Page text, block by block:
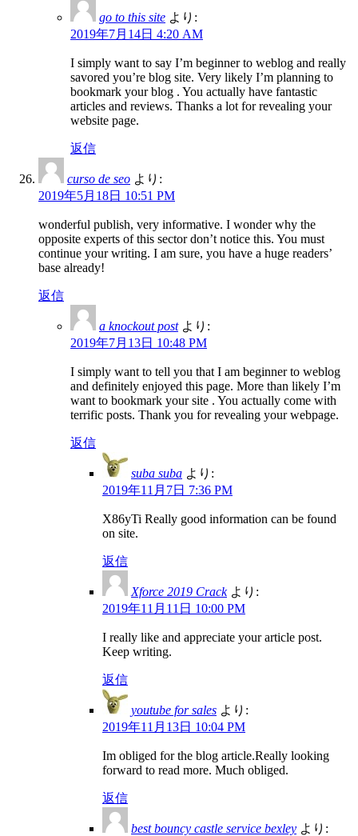
go to this site より:
2019年7月14日 4:20 AM
I simply want to say I’m beginner to weblog and really
savored you’re blog site. Very likely I’m planning to
bookmark your blog . You actually have fantastic
articles and reviews. Thanks a lot for revealing your
website page.
返信
curso de seo より:
2019年5月18日 10:51 PM
wonderful publish, very informative. I wonder why the
opposite experts of this sector don’t notice this. You must
continue your writing. I am sure, you have a huge readers’
base already!
返信
a knockout post より:
2019年7月13日 10:48 PM
I simply want to tell you that I am beginner to weblog
and definitely enjoyed this page. More than likely I’m
want to bookmark your site . You actually come with
terrific posts. Thank you for revealing your webpage.
返信
suba suba より:
2019年11月7日 7:36 PM
X86yTi Really good information can be found
on site.
返信
Xforce 2019 Crack より:
2019年11月11日 10:00 PM
I really like and appreciate your article post.
Keep writing.
返信
youtube for sales より:
2019年11月13日 10:04 PM
Im obliged for the blog article.Really looking
forward to read more. Much obliged.
返信
best bouncy castle service bexley より: